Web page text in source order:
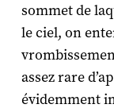
sommet de
le ciel, on
assez rare
évidemment